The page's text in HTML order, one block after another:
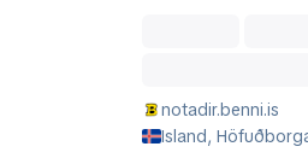
notadir.benni.is
Island,